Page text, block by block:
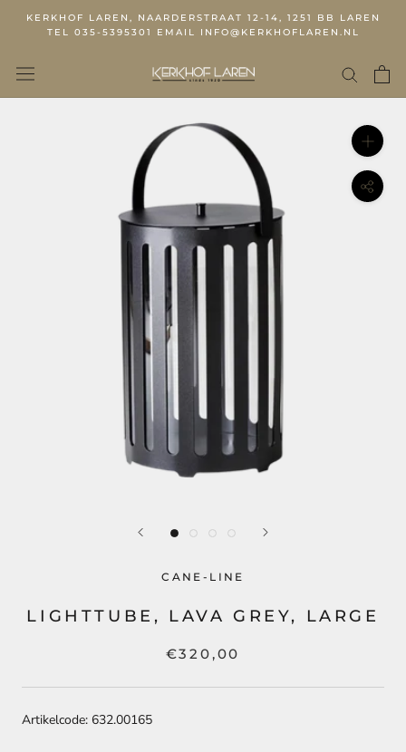
KERKHOF LAREN, NAARDERSTRAAT 12-14, 1251 BB LAREN
TEL 035-5395301 EMAIL INFO@KERKHOFLAREN.NL
CANE-LINE
LIGHTTUBE, LAVA GREY, LARGE
€320,00
Artikelcode: 632.00165